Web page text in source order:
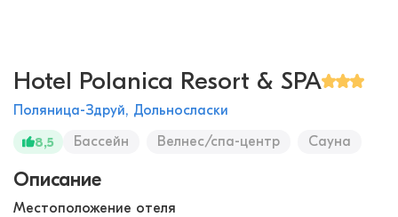
Hotel Polanica Resort & SPA
Поляница-Здруй, Дольносласки
8,5
Бассейн Велнес/спа-центр Сауна
Описание
Местоположение отеля